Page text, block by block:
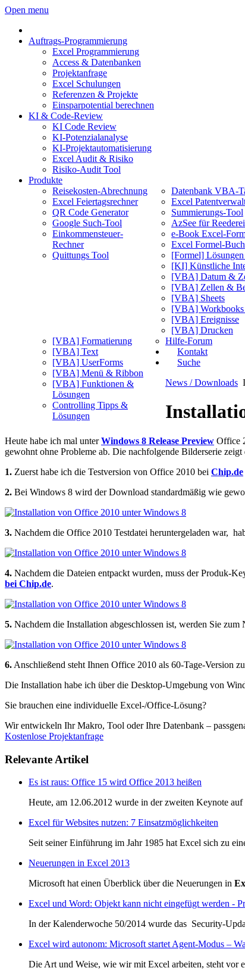
Open menu
Auftrags-Programmierung
Excel Programmierung
Access & Datenbanken
Projektanfrage
Excel Schulungen
Referenzen & Projekte
Einsparpotential berechnen
KI & Code-Review
KI Code Review
KI-Potenzialanalyse
KI-Projektautomatisierung
Excel Audit & Risiko
Risiko-Audit Tool
Produkte
Reisekosten-Abrechnung
Excel Feiertagsrechner
QR Code Generator
Google Such-Tool
Einkommensteuer-
Rechner
Quittungs Tool
Datenbank VBA-
Excel
Summierungs-Tool
AzSee für
e-Book Excel-
Excel Formel-Buch
[Formel]
[KI] Künstliche
[VBA] Datum &
[VBA] Zellen &
[VBA] Sheets
[VBA]
[VBA] Ereignisse
[VBA] Drucken
[VBA] Formatierung
[VBA] Text
[VBA] UserForms
[VBA] Menü & Ribbon
[VBA] Funktionen &
Lösungen
Controlling Tipps &
Lösungen
Hilfe-Forum
Kontakt
Suche
News / Downloads
Heute habe ich mal unter Windows 8 Release Preview Office
gewohnt ohne Probleme ab. Die nachfolgende Bilderserie
1. Zuerst habe ich die Testversion von Office 2010 bei Chip.de
2. Bei Windows 8 wird der Download standardmäßig wie
3. Nachdem die Office 2010 Testdatei heruntergeladen war,
4. Nachdem die Dateien entpackt wurden, muss der Produk-
bei Chip.de.
5. Nachdem die Installation abgeschlossen ist, werden Sie zum
6. Anschließend steht Ihnen Office 2010 als 60-Tage-Version
Die Installation habe ich über die Desktop-Umgebung von
Sie brauchen eine individuelle Excel-/Office-Lösung?
Wir entwickeln Ihr Makro, Tool oder Ihre Datenbank –
Kostenlose Projektanfrage
Relevante Artikel
Es ist raus: Office 15 wird Office 2013 heißen
Heute, am 12.06.2012 wurde in der zweiten Keynote
Excel für Websites nutzen: 7 Einsatzmöglichkeiten
Seit seiner Einführung im Jahr 1985 hat Excel sich zu
Neuerungen in Excel 2013
Microsoft hat einen Überblick über die Neuerungen in
Excel und Word: Objekt kann nicht eingefügt werden -
In der Kalenderwoche 50/2014 wurde das Security-
Excel wird autonom: Microsoft startet Agent-Modus –
Die Art und Weise, wie wir mit Excel arbeiten, steht vor